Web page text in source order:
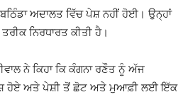
ਅਦਾਲਤ ਵਿੱਚ ਪੇਸ਼ ਨਹੀਂ ਹੋਈ। ਉਨ੍ਹਾਂ
ਨਿਰਧਾਰਤ ਕੀਤੀ ਹੈ।
ਨੇ ਕਿਹਾ ਕਿ ਕੰਗਨਾ ਰਣੌਤ ਨੂੰ ਅੱਜ
ਪੇਸ਼ ਹੋਏ ਅਤੇ ਪੇਸ਼ੀ ਤੋਂ ਛੋਟ ਅਤੇ ਮੁਆਫ਼ੀ ਲਈ ਇੱਕ